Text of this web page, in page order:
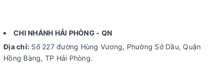
CHI NHÁNH HẢI PHÒNG - QN
Địa chỉ: Số 227 đường Hùng Vương, Phường Sở Dầu, Quận
Hồng Bàng, TP Hải Phòng.